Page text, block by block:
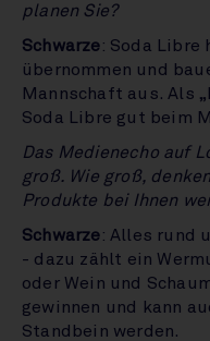
planen Sie?
Schwarze: Soda Libre
übernommen und
Mannschaft aus. Als
Soda Libre gut beim
Das Medienecho auf
groß. Wie groß,
Produkte bei Ihnen
Schwarze: Alles rund
- dazu zählt ein
oder Wein und
gewinnen und kann
Standbein werden.